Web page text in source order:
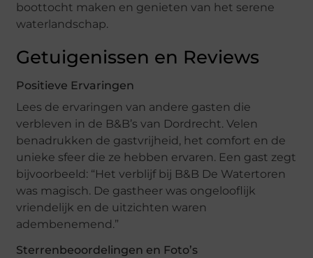
boottocht maken en genieten van het serene
waterlandschap.
Getuigenissen en Reviews
Positieve Ervaringen
Lees de ervaringen van andere gasten die
verbleven in de B&B’s van Dordrecht. Velen
benadrukken de gastvrijheid, het comfort en de
unieke sfeer die ze hebben ervaren. Een gast zegt
bijvoorbeeld: “Het verblijf bij B&B De Watertoren
was magisch. De gastheer was ongelooflijk
vriendelijk en de uitzichten waren
adembenemend.”
Sterrenbeoordelingen en Foto’s